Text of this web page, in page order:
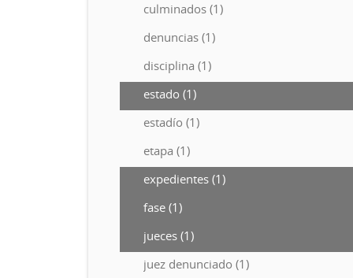
culminados (1)
denuncias (1)
disciplina (1)
estado (1)
estadío (1)
etapa (1)
expedientes (1)
fase (1)
jueces (1)
juez denunciado (1)